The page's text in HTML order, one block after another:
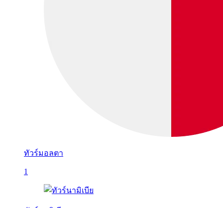
ทัวร์มอลตา
1